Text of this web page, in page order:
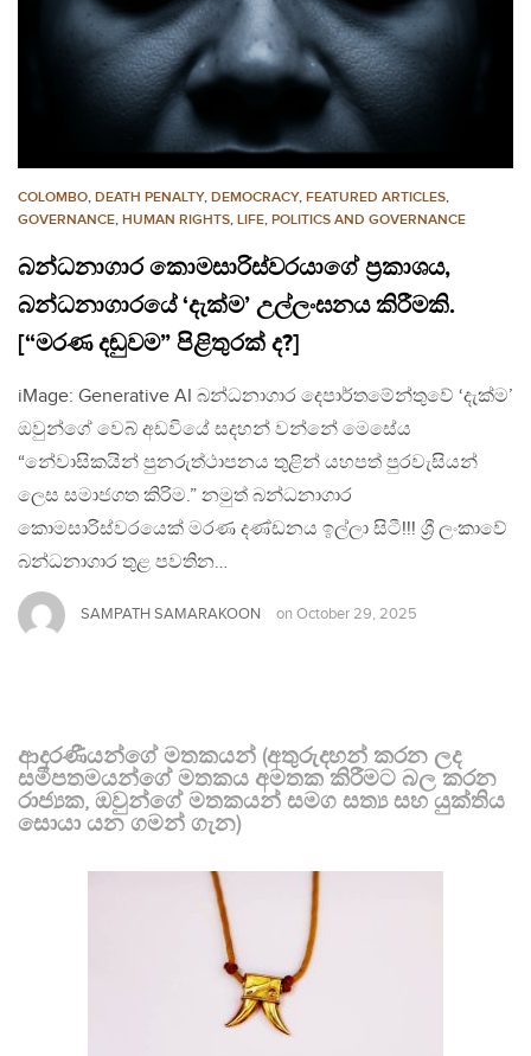
COLOMBO, DEATH PENALTY, DEMOCRACY, FEATURED ARTICLES,
GOVERNANCE, HUMAN RIGHTS, LIFE, POLITICS AND GOVERNANCE
බන්ධනාගාර කොමසාරිස්වරයාගේ ප්‍රකාශය,
බන්ධනාගාරයේ ‘දැක්ම’ උල්ලංඝනය කිරීමකි.
[“මරණ දඬුවම” පිළිතුරක් ද?]
iMage: Generative AI බන්ධනාගාර දෙපාර්තමේන්තුවේ ‘දැක්ම’
ඔවුන්ගේ වෙබ් අඩවියේ සදහන් වන්නේ මෙසේය
“නේවාසිකයින් පුනරුත්ථාපනය තුළින් යහපත් පුරවැසියන්
ලෙස සමාජගත කිරිම.” නමුත් බන්ධනාගාර
කොමසාරිස්වරයෙක් මරණ දණ්ඩනය ඉල්ලා සිටී!!! ශ්‍රී ලංකාවේ
බන්ධනාගාර තුළ පවතින…
SAMPATH SAMARAKOON on October 29, 2025
ආදරණීයන්ගේ මතකයන් (අතුරුදහන් කරන ලද
සමීපතමයන්ගේ මතකය අමතක කිරීමට බල කරන
රාජ්‍යක, ඔවුන්ගේ මතකයන් සමග සත්‍ය සහ යුක්තිය
සොයා යන ගමන් ගැන)